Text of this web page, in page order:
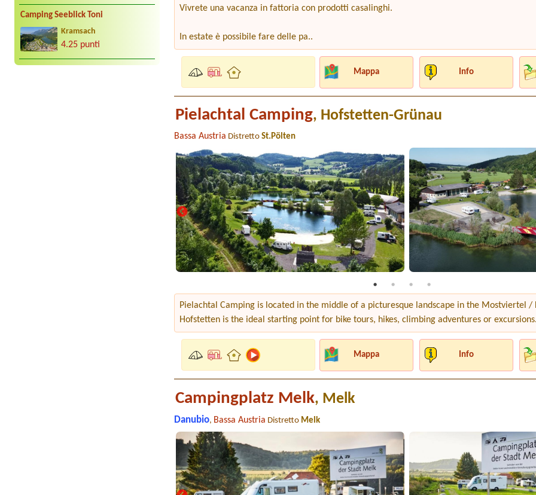
Camping Seeblick Toni
Kramsach
4.25 punti
Vivrete una vacanza in fattoria con prodotti casalinghi.
In estate è possibile fare delle pa..
Mappa Info
Pielachtal Camping, Hofstetten-Grünau
Bassa Austria Distretto St.Pölten
Pielachtal Camping is located in the middle of a picturesque landscape in the Mostviertel /
Hofstetten is the ideal starting point for bike tours, hikes, climbing adventures or
Mappa Info
Campingplatz Melk, Melk
Danubio, Bassa Austria Distretto Melk